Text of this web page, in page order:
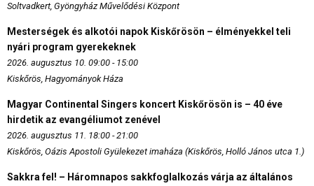
Soltvadkert, Gyöngyház Művelődési Központ
Mesterségek és alkotói napok Kiskőrösön – élményekkel teli
nyári program gyerekeknek
2026. augusztus 10. 09:00 - 15:00
Kiskőrös, Hagyományok Háza
Magyar Continental Singers koncert Kiskőrösön is – 40 éve
hirdetik az evangéliumot zenével
2026. augusztus 11. 18:00 - 21:00
Kiskőrös, Oázis Apostoli Gyülekezet imaháza (Kiskőrös, Holló János utca 1.)
Sakkra fel! – Háromnapos sakkfoglalkozás várja az általános